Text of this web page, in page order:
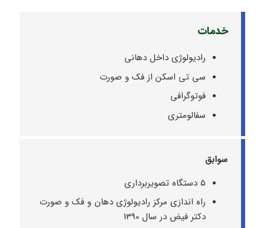
خدمات
رادیولوژی داخل دهانی
سی تی اسکن از فک و صورت
فوتوگرافی
سفالومتری
سوابق
۵ دستگاه تصویربرداری
راه اندازی مرکز رادیولوژی دهان و فک و صورت
دکتر فیض در سال 1390